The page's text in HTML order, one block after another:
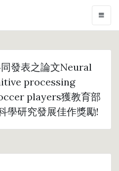
發表之論文Neural
processing
players獲教育部
學研究發展佳作獎勵!